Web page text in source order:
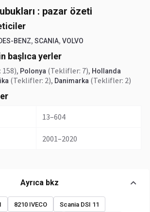
: pazar özeti
BENZ, SCANIA, VOLVO
başlıca yerler
, Polonya (Teklifler: 7), Hollanda
(Teklifler: 2), Danimarka (Teklifler: 2)
13–604
2001–2020
Ayrıca bkz
8210 IVECO Scania DSI 11